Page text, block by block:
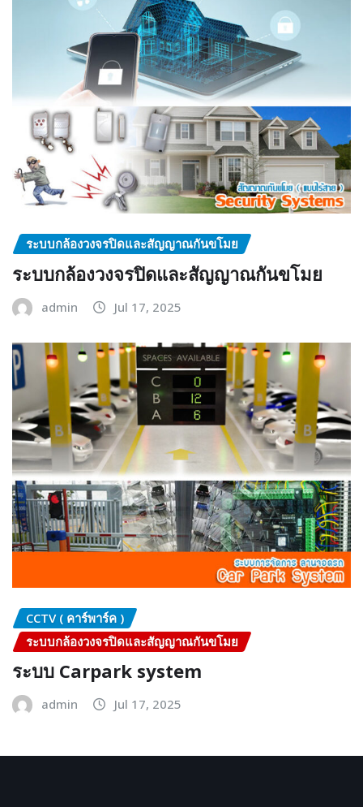
ระบบกล้องวงจรปิดและสัญญาณกันขโมย
ระบบกล้องวงจรปิดและสัญญาณกันขโมย
admin Jul 17, 2025
CCTV ( คาร์พาร์ค )
ระบบกล้องวงจรปิดและสัญญาณกันขโมย
ระบบ Carpark system
admin Jul 17, 2025